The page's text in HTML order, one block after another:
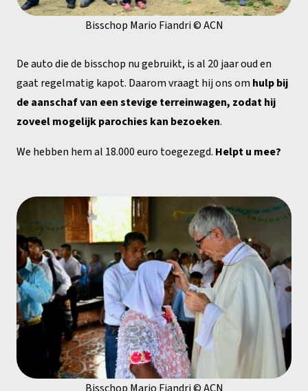
Bisschop Mario Fiandri © ACN
De auto die de bisschop nu gebruikt, is al 20 jaar oud en
gaat regelmatig kapot. Daarom vraagt hij ons om hulp bij
de aanschaf van een stevige terreinwagen, zodat hij
zoveel mogelijk parochies kan bezoeken.
We hebben hem al 18.000 euro toegezegd. Helpt u mee?